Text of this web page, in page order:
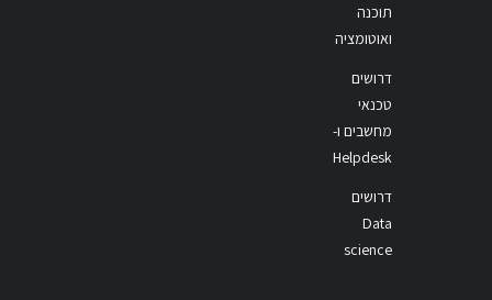
תוכנה
ואוטומציה
דרושים
טכנאי
מחשבים ו-
Helpdesk
דרושים
Data
science